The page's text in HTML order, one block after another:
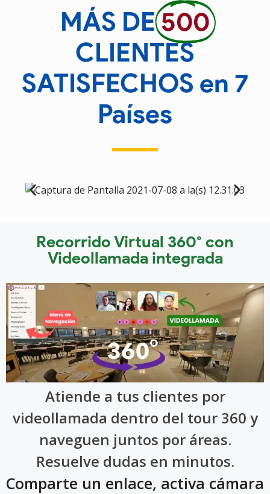
MÁS DE500
CLIENTES
SATISFECHOS en 7
Países
Recorrido Virtual 360° con
Videollamada integrada
Atiende a tus clientes por
videollamada dentro del tour 360 y
naveguen juntos por áreas.
Resuelve dudas en minutos.
Comparte un enlace, activa cámara